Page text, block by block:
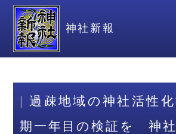
神社新報
過疎地域の神社活性
期一年目の検証を 神